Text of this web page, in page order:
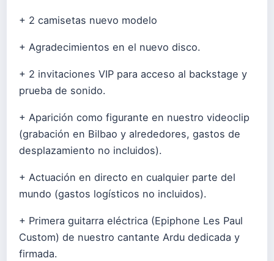
+ 2 camisetas nuevo modelo
+ Agradecimientos en el nuevo disco.
+ 2 invitaciones VIP para acceso al backstage y
prueba de sonido.
+ Aparición como figurante en nuestro videoclip
(grabación en Bilbao y alrededores, gastos de
desplazamiento no incluidos).
+ Actuación en directo en cualquier parte del
mundo (gastos logísticos no incluidos).
+ Primera guitarra eléctrica (Epiphone Les Paul
Custom) de nuestro cantante Ardu dedicada y
firmada.